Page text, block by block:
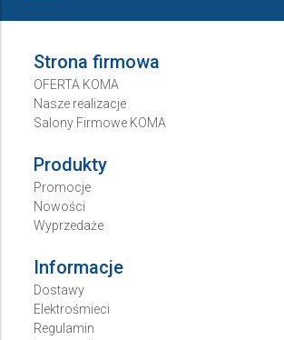
Strona firmowa
OFERTA KOMA
Nasze realizacje
Salony Firmowe KOMA
Produkty
Promocje
Nowości
Wyprzedaże
Informacje
Dostawy
Elektrośmieci
Regulamin